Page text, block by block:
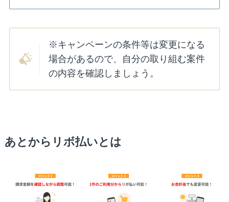
※キャンペーンの条件等は変更になる
場合があるので、自分の取り組む案件
の内容を確認しましょう。
あとからリボ払いとは